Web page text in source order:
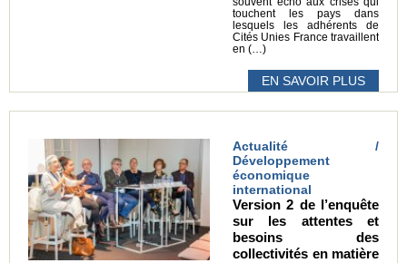
touchent les pays dans
lesquels les adhérents de
Cités Unies France travaillent
en (…)
EN SAVOIR PLUS
Actualité /
Développement
économique
international
Version 2 de l’enquête
sur les attentes et
besoins des
collectivités en matière